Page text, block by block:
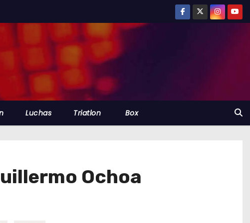
Luchas Triatlon Box
Ochoa